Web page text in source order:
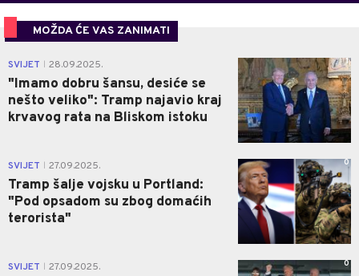
MOŽDA ĆE VAS ZANIMATI
SVIJET 28.09.2025.
"Imamo dobru šansu, desiće se
nešto veliko": Tramp najavio kraj
krvavog rata na Bliskom istoku
1
SVIJET 27.09.2025.
Tramp šalje vojsku u Portland:
"Pod opsadom su zbog domaćih
terorista"
0
SVIJET 27.09.2025. 0